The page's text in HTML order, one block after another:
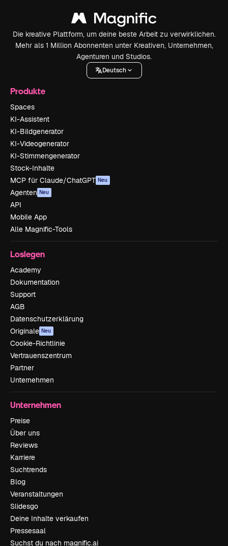
Die kreative Plattform, um deine beste Arbeit zu verwirklichen.
Mehr als 1 Million Abonnenten unter Kreativen, Unternehmen,
Agenturen und Studios.
Deutsch
Produkte
Spaces
KI-Assistent
KI-Bildgenerator
KI-Videogenerator
KI-Stimmengenerator
Stock-Inhalte
MCP für Claude/ChatGPT Neu
Agenten Neu
API
Mobile App
Alle Magnific-Tools
Loslegen
Academy
Dokumentation
Support
AGB
Datenschutzerklärung
Originale Neu
Cookie-Richtlinie
Vertrauenszentrum
Partner
Unternehmen
Unternehmen
Preise
Über uns
Reviews
Karriere
Suchtrends
Blog
Veranstaltungen
Slidesgo
Deine Inhalte verkaufen
Pressesaal
Suchst du nach magnific.ai